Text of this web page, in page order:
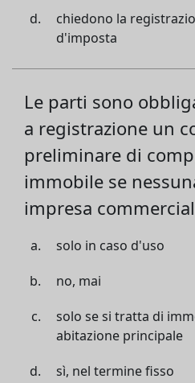
chiedono la
d'imposta
Le parti sono
a registrazione un
preliminare di
immobile se
impresa
solo in caso d'uso
no, mai
solo se si tratta di
abitazione principale
sì, nel termine fisso